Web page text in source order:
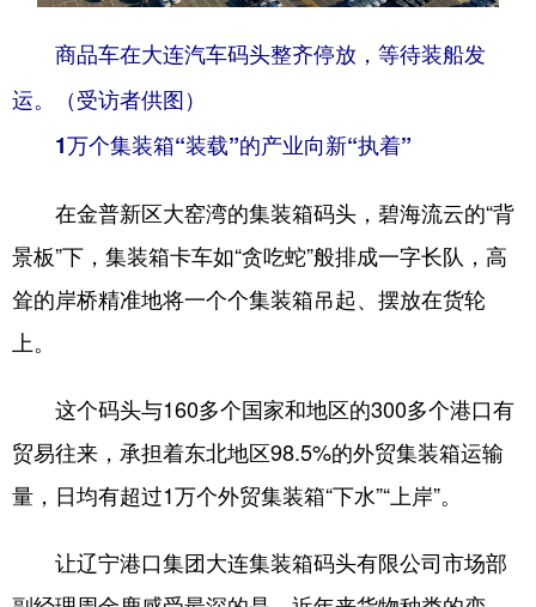
商品车在大连汽车码头整齐停放，等待装船发
运。（受访者供图）
1万个集装箱“装载”的产业向新“执着”
在金普新区大窑湾的集装箱码头，碧海流云的“背
景板”下，集装箱卡车如“贪吃蛇”般排成一字长队，高
耸的岸桥精准地将一个个集装箱吊起、摆放在货轮
上。
这个码头与160多个国家和地区的300多个港口有
贸易往来，承担着东北地区98.5%的外贸集装箱运输
量，日均有超过1万个外贸集装箱“下水”“上岸”。
让辽宁港口集团大连集装箱码头有限公司市场部